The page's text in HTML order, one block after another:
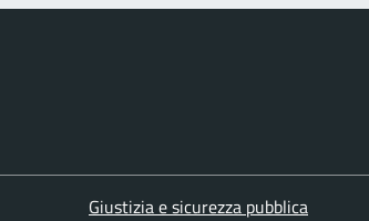
Giustizia e sicurezza pubblica